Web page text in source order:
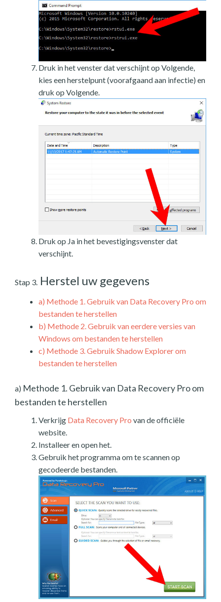
Druk in het venster dat verschijnt op Volgende,
kies een herstelpunt (voorafgaand aan infectie) en
druk op Volgende.
Druk op Ja in het bevestigingsvenster dat
verschijnt.
Stap 3. Herstel uw gegevens
a) Methode 1. Gebruik van Data Recovery Pro om
bestanden te herstellen
b) Methode 2. Gebruik van eerdere versies van
Windows om bestanden te herstellen
c) Methode 3. Gebruik Shadow Explorer om
bestanden te herstellen
a) Methode 1. Gebruik van Data Recovery Pro om
bestanden te herstellen
Verkrijg Data Recovery Pro van de officiële
website.
Installeer en open het.
Gebruik het programma om te scannen op
gecodeerde bestanden.